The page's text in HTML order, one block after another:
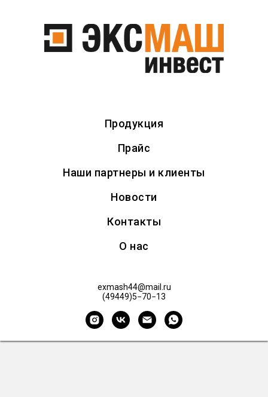
Продукция
Прайс
Наши партнеры и клиенты
Новости
Контакты
О нас
exmash44@mail.ru
(49449)5−70−13
Прочие комплектующие и
запчасти